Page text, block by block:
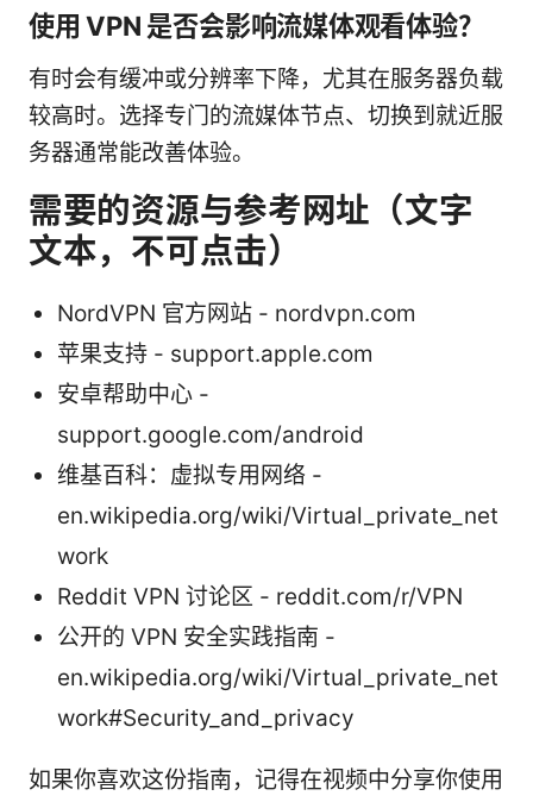
使用 VPN 是否会影响流媒体观看体验？
有时会有缓冲或分辨率下降，尤其在服务器负载
较高时。选择专门的流媒体节点、切换到就近服
务器通常能改善体验。
需要的资源与参考网址（文字
文本，不可点击）
NordVPN 官方网站 - nordvpn.com
苹果支持 - support.apple.com
安卓帮助中心 -
support.google.com/android
维基百科：虚拟专用网络 -
en.wikipedia.org/wiki/Virtual_private_net
work
Reddit VPN 讨论区 - reddit.com/r/VPN
公开的 VPN 安全实践指南 -
en.wikipedia.org/wiki/Virtual_private_net
work#Security_and_privacy
如果你喜欢这份指南，记得在视频中分享你使用